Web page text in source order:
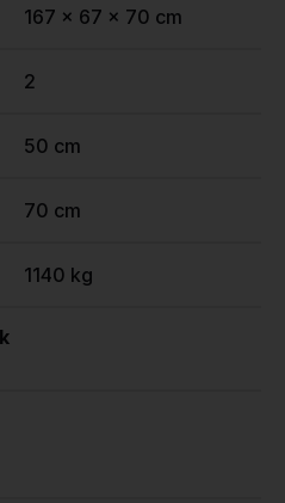
167 x 67 x 70 cm
2
50 cm
70 cm
1140 kg